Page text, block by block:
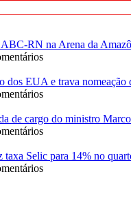
RN na Arena da
dos EUA e trava nomeação
de cargo do ministro
taxa Selic para 14% no